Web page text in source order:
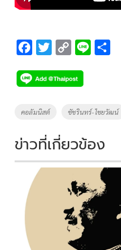
F
e
b
o
k
T
tt
er
C
p
y
Li
k
Li
Tags
คอลัมนิสต์ ชัชรินทร์-ไชยวัฒน์
ข่าวที่เกี่ยวข้อง